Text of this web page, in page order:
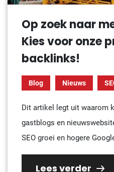
Op zoek naar
Kies voor onze
backlinks!
Blog Nieuws
Dit artikel legt uit waarom
gastblogs en
SEO groei en hogere
Lees verder